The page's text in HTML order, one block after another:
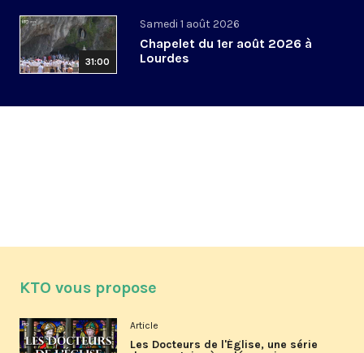
31:00
Samedi 1 août 2026
Chapelet du 1er août 2026 à
Lourdes
KTO vous propose
Article
Les Docteurs de l'Église, une série